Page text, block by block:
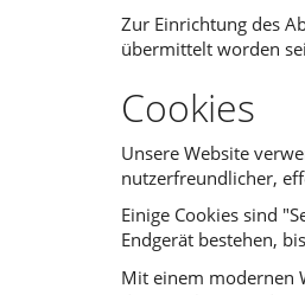
Zur Einrichtung des
übermittelt worden
Cookies
Unsere Website
nutzerfreundlicher,
Einige Cookies sind
Endgerät bestehen,
Mit einem modernen